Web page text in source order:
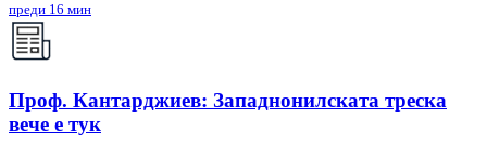
преди 16 мин
Проф. Кантарджиев: Западнонилската треска
вече е тук